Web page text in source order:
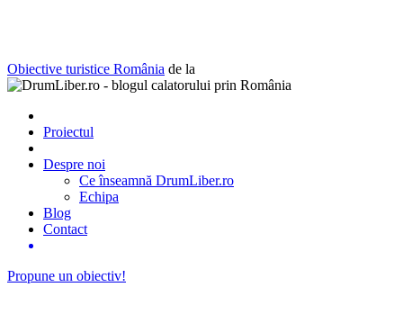
Obiective turistice România de la
Proiectul
Despre noi
Ce înseamnă DrumLiber.ro
Echipa
Blog
Contact
Propune un obiectiv!